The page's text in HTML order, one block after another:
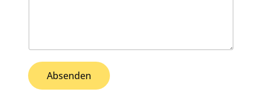
Absenden